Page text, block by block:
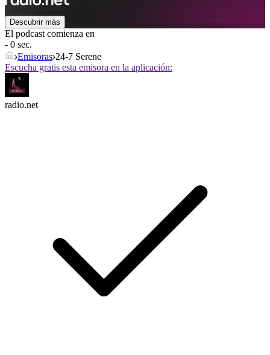
Descubrir más
El podcast comienza en
- 0 sec.
Emisoras 24-7 Serene
Escucha gratis esta emisora en la aplicación:
radio.net